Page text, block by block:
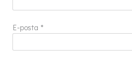
E-posta *